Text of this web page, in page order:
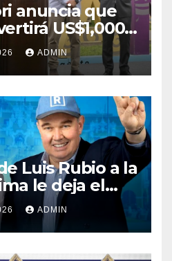
anuncia que
US$1,000
añosADMIN
Luis Rubio a la
le deja el
Rafael López
ADMIN